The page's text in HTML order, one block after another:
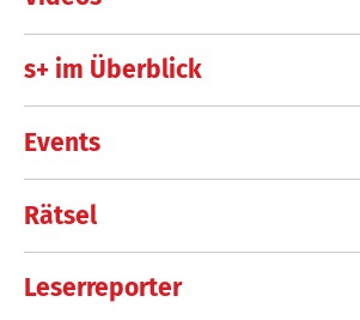
s+ im Überblick
Events
Rätsel
Leserreporter